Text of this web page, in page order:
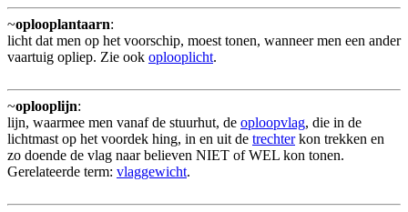
~oplooplantaarn:
licht dat men op het voorschip, moest tonen, wanneer men een ander
vaartuig opliep. Zie ook oplooplicht.
~oplooplijn:
lijn, waarmee men vanaf de stuurhut, de oploopvlag, die in de
lichtmast op het voordek hing, in en uit de trechterkon trekken en
zo doende de vlag naar believen NIET of WEL kon tonen.
Gerelateerde term: vlaggewicht.